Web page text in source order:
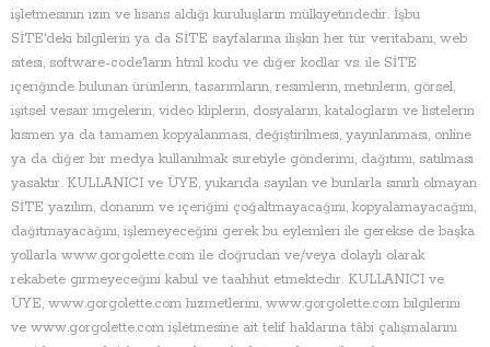
işletmesinin izin ve lisans aldığı kuruluşların mülkiyetindedir. İşbu
SİTE'deki bilgilerin ya da SİTE sayfalarına ilişkin her tür veritabanı, web
sitesi, software-code'ların html kodu ve diğer kodlar vs. ile SİTE
içeriğinde bulunan ürünlerin, tasarımların, resimlerin, metinlerin, görsel,
işitsel vesair imgelerin, video kliplerin, dosyaların, katalogların ve listelerin
kısmen ya da tamamen kopyalanması, değiştirilmesi, yayınlanması, online
ya da diğer bir medya kullanılmak suretiyle gönderimi, dağıtımı, satılması
yasaktır. KULLANICI ve ÜYE, yukarıda sayılan ve bunlarla sınırlı olmayan
SİTE yazılım, donanım ve içeriğini çoğaltmayacağını, kopyalamayacağını,
dağıtmayacağını, işlemeyeceğini gerek bu eylemleri ile gerekse de başka
yollarla www.gorgolette.com ile doğrudan ve/veya dolaylı olarak
rekabete girmeyeceğini kabul ve taahhüt etmektedir. KULLANICI ve
ÜYE, www.gorgolette.com hizmetlerini, www.gorgolette.com bilgilerini
ve www.gorgolette.com işletmesine ait telif haklarına tâbi çalışmalarını